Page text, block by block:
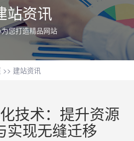
站资讯
为您打造精品网站
>> 建站资讯
技术：提升资源
实现无缝迁移